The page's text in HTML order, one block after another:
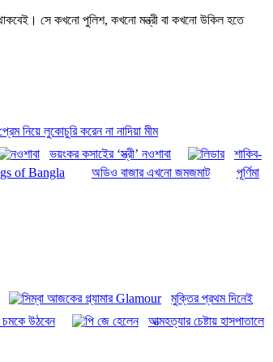
সে কখনো পুলিশ, কখনো মন্ত্রী বা কখনো উকিল হতে
নিয়ে লুকোচুরি করেন না নাদিয়া মীম
ভয়ংকর কসাইের ‘স্ত্রী’ নওশাবা
শাকিব-
of Bangla অডিও বাজার এখনো জমজমাট পূর্ণিমা
মুক্তির প্রথম দিনেই
চমকে উঠবেন
আত্মহত্যার চেষ্টায় হাসপাতালে